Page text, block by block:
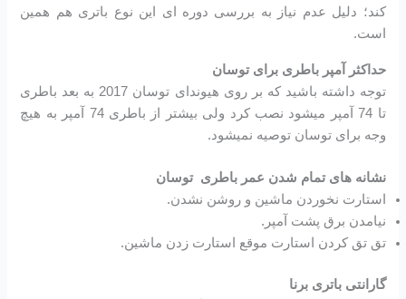
کند؛ دلیل عدم نیاز به بررسی دوره ای این نوع باتری هم همین
است.
حداکثر آمپر باطری برای توسان
توجه داشته باشید که بر روی هیوندای توسان 2017 به بعد باطری
تا 74 آمپر میشود نصب کرد ولی بیشتر از باطری 74 آمپر به هیچ
وجه برای توسان توصیه نمیشود.
نشانه های تمام شدن عمر باطری توسان
استارت نخوردن ماشین و روشن نشدن.
نیامدن برق پشت آمپر.
تق تق کردن استارت موقع استارت زدن ماشین.
گارانتی باتری برنا